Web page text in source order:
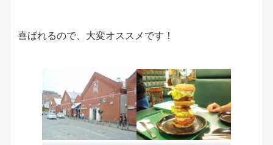
喜ばれるので、大変オススメです！